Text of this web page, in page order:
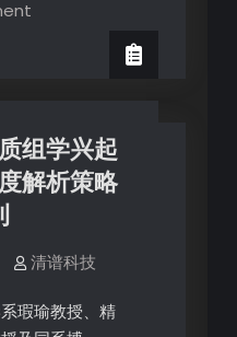
组学兴起
解析策略
清谱科技
瑕瑜教授、精